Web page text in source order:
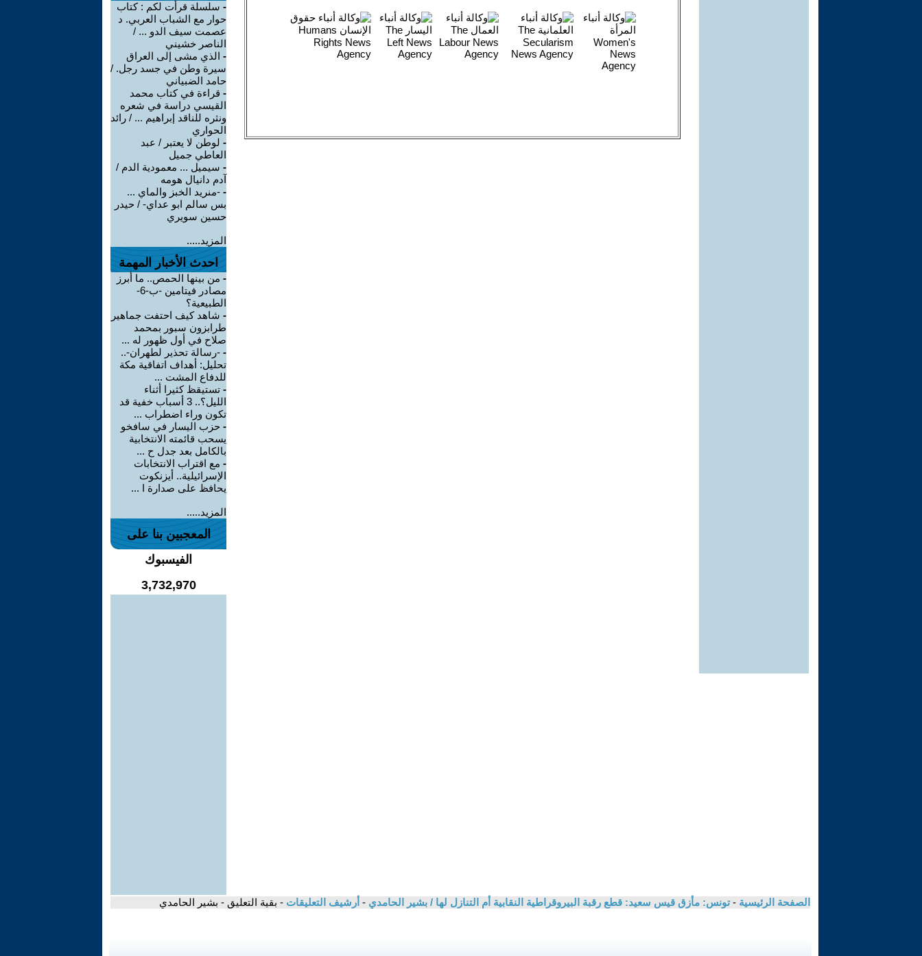
- سلسلة قرأت لكم : كتاب
حوار مع الشباب العربي. د
عصمت سيف الدو ... /
الناصر خشيني
- الذي مشى إلى العراق
سيرة وطن في جسد رجل. /
حامد الضبياني
- قراءة في كتاب محمد
القيسي دراسة في شعره
ونثره للناقد إبراهيم ... / رائد
الحواري
- لوطن لا يعتبر / عبد
العاطي جميل
- سيميل ... معمودية الدم /
آدم دانيال هومه
- -منريد الخبز والماي ...
بس سالم ابو عداي- / حيدر
حسين سويري
المزيد.....
احدث الأخبار المهمة
- من بينها الحمص.. ما أبرز
مصادر فيتامين -ب-6-
الطبيعية؟
- شاهد كيف احتفت جماهير
طرابزون سبور بمحمد
صلاح في أول ظهور له ...
- -رسالة تحذير لطهران-..
تحليل: أهداف اتفاقية مكة
للدفاع المشت ...
- تستيقظ كثيرا أثناء
الليل؟.. 3 أسباب خفية قد
تكون وراء اضطراب ...
- حزب اليسار في سافخو
يسحب قائمته الانتخابية
بالكامل بعد جدل ح ...
- مع اقتراب الانتخابات
الإسرائيلية.. أيزنكوت
يحافظ على صدارة ا ...
المزيد.....
المعجبين بنا على
الفيسبوك
3,732,970
الصفحة الرئيسية -تونس: مأزق قيس سعيد: قطع رقبة البيروقراطية النقابية أم التنازل لها / بشير الحامدي - أرشيف التعليقات - بقية التعليق - بشير الحامدي